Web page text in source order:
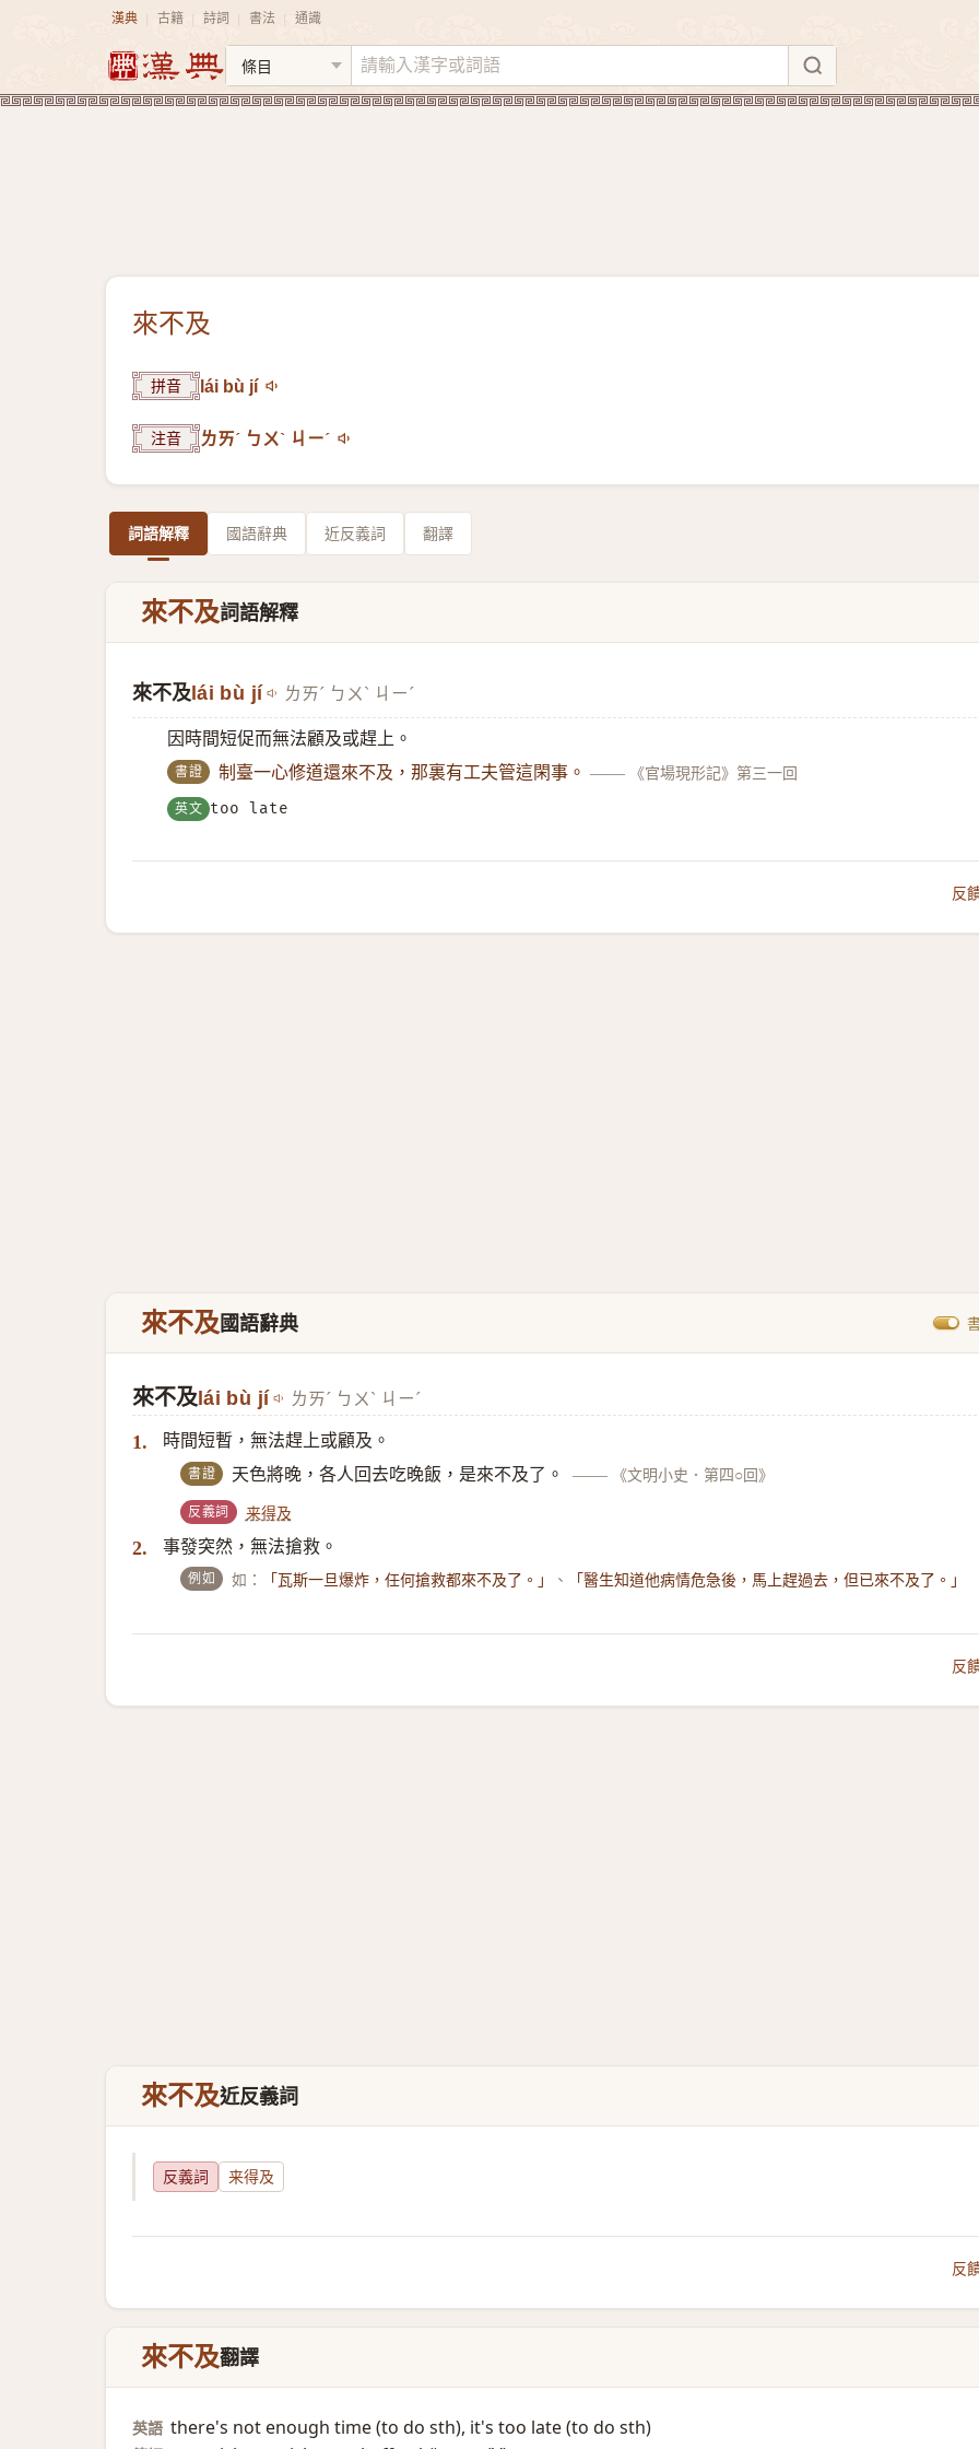
漢典 古籍 詩詞 書法 通識
來不及
拼音 lái bù jí
注音 ㄌㄞˊ ㄅㄨˋ ㄐㄧˊ
詞語解釋 國語辭典 近反義詞 翻譯
來不及詞語解釋
來不及 lái bù jí ㄌㄞˊ ㄅㄨˋ ㄐㄧˊ
因時間短促而無法顧及或趕上。
書證 制臺一心修道還來不及，那裏有工夫管這閑事。 —— 《官場現形記》第三一回
英文 too late
反
來不及國語辭典
來不及lái bù jí ㄌㄞˊ ㄅㄨˋ ㄐㄧˊ
1. 時間短暫，無法趕上或顧及。
書證 天色將晚，各人回去吃晚飯，是來不及了。 —— 《文明小史．第四○回》
反義詞 来得及
2. 事發突然，無法搶救。
例如 如： 「瓦斯一旦爆炸，任何搶救都來不及了。」 、 「醫生知道他病情危急後，馬上趕過去，但已來不及了。」
反
來不及近反義詞
反義詞 来得及
反
來不及翻譯
英語 there's not enough time (to do sth)​, it's too late (to do sth)​